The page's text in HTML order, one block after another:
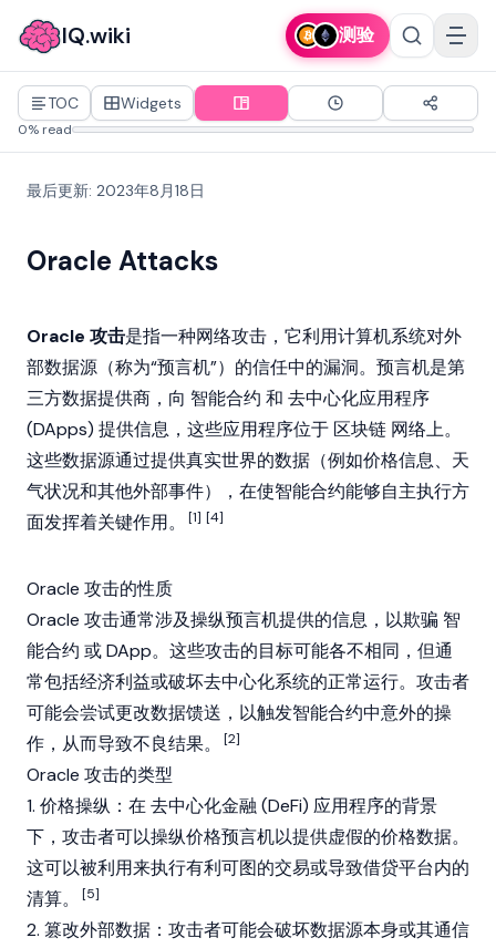
IQ.wiki 测验
TOC Widgets
0% read
最后更新: 2023年8月18日
Oracle Attacks
Oracle 攻击是指一种网络攻击，它利用计算机系统对外
部数据源（称为“预言机”）的信任中的漏洞。预言机是第
三方数据提供商，向 智能合约 和 去中心化应用程序
(DApps) 提供信息，这些应用程序位于 区块链 网络上。
这些数据源通过提供真实世界的数据（例如价格信息、天
气状况和其他外部事件），在使智能合约能够自主执行方
面发挥着关键作用。
[1] [4]
Oracle 攻击的性质
Oracle 攻击通常涉及操纵预言机提供的信息，以欺骗 智
能合约 或DApp。这些攻击的目标可能各不相同，但通
常包括经济利益或破坏去中心化系统的正常运行。攻击者
可能会尝试更改数据馈送，以触发智能合约中意外的操
作，从而导致不良结果。
[2]
Oracle 攻击的类型
1. 价格操纵：在 去中心化金融 (DeFi) 应用程序的背景
下，攻击者可以操纵价格预言机以提供虚假的价格数据。
这可以被利用来执行有利可图的交易或导致借贷平台内的
清算。
[5]
2. 篡改外部数据：攻击者可能会破坏数据源本身或其通信